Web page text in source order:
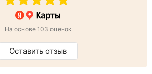
На основе 103 оценок
Оставить отзыв